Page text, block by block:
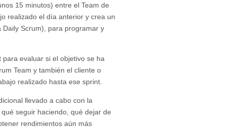
15 minutos) entre el Team de
realizado el día anterior y crea un
Scrum), para programar y
evaluar si el objetivo se ha
Team y también el cliente o
realizado hasta ese sprint.
llevado a cabo con la
seguir haciendo, qué dejar de
rendimientos aún más